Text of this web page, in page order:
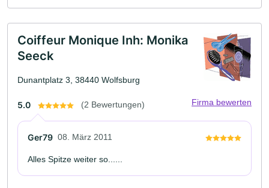
Coiffeur Monique Inh: Monika
Seeck
Dunantplatz 3, 38440 Wolfsburg
5.0 (2 Bewertungen) Firma bewerten
Ger79 08. März 2011
Alles Spitze weiter so......